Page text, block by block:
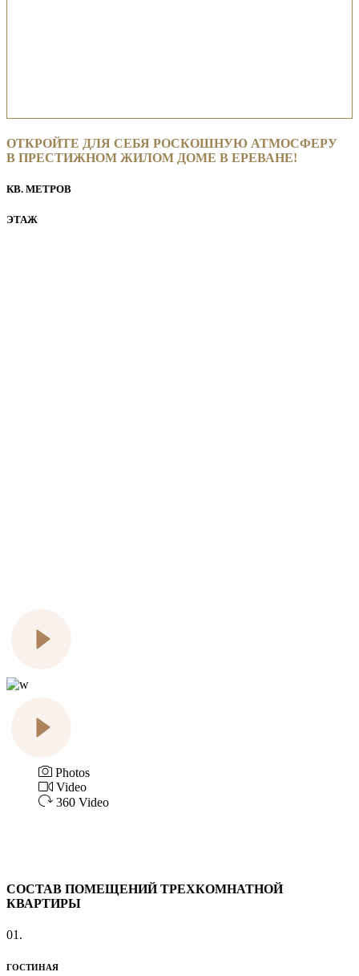
ОТКРОЙТЕ ДЛЯ СЕБЯ РОСКОШНУЮ АТМОСФЕРУ
В ПРЕСТИЖНОМ ЖИЛОМ ДОМЕ В ЕРЕВАНЕ!
КВ. МЕТРОВ
ЭТАЖ
Photos
Video
360 Video
СОСТАВ ПОМЕЩЕНИЙ ТРЕХКОМНАТНОЙ
КВАРТИРЫ
01.
ГОСТИНАЯ